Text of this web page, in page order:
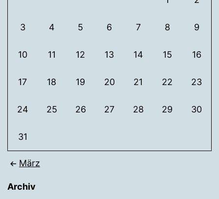
3 4 5 6 7 8 9
10 11 12 13 14 15 16
17 18 19 20 21 22 23
24 25 26 27 28 29 30
31
März
Archiv